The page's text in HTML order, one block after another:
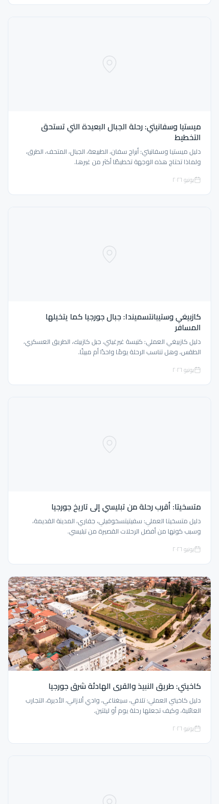
ميستيا وسفانيتي: رحلة الجبال البعيدة التي تستحق
التخطيط
دليل ميستيا وسفانيتي: أبراج سفان، الطبيعة، الجبال، المتحف، الطرق،
ولماذا تحتاج هذه الوجهة تخطيطًا أكثر من غيرها.
يونيو ٢٠٢٦
كازبيغي وستيبانتسميندا: جبال جورجيا كما يتخيلها
المسافر
دليل كازبيغي العملي: كنيسة غيرغيتي، جبل كازبيك، الطريق العسكري،
الطقس، وهل تناسب الرحلة يومًا واحدًا أم مبيتًا.
يونيو ٢٠٢٦
متسخيتا: أقرب رحلة من تبليسي إلى تاريخ جورجيا
دليل متسخيتا العملي: سفيتيتسخوفيلي، جفاري، المدينة القديمة،
وسبب كونها من أفضل الرحلات القصيرة من تبليسي.
يونيو ٢٠٢٦
كاخيتي: طريق النبيذ والقرى الهادئة شرق جورجيا
دليل كاخيتي العملي: تلافي، سيغناغي، وادي ألازاني، الأديرة، التجارب
العائلية، وكيف تجعلها رحلة يوم أو ليلتين.
يونيو ٢٠٢٦